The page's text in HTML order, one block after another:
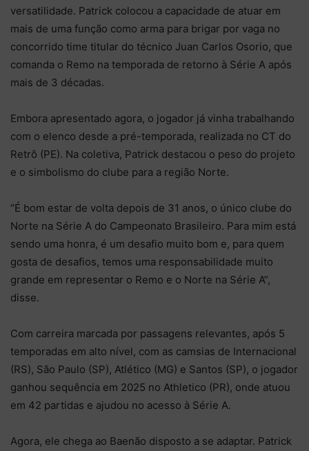
versatilidade. Patrick colocou a capacidade de atuar em
mais de uma função como arma para brigar por vaga no
concorrido time titular do técnico Juan Carlos Osorio, que
comanda o Remo na temporada de retorno à Série A após
mais de 3 décadas.
Embora apresentado agora, o jogador já vinha trabalhando
com o elenco desde a pré-temporada, realizada no CT do
Retrô (PE). Na coletiva, Patrick destacou o peso do projeto
e o simbolismo do clube para a região Norte.
“É bom estar de volta depois de 31 anos, o único clube do
Norte na Série A do Campeonato Brasileiro. Para mim está
sendo uma honra, é um desafio muito bom e, para quem
gosta de desafios, temos uma responsabilidade muito
grande em representar o Remo e o Norte na Série A”,
disse.
Com carreira marcada por passagens relevantes, após 5
temporadas em alto nível, com as camsias de Internacional
(RS), São Paulo (SP), Atlético (MG) e Santos (SP), o jogador
ganhou sequência em 2025 no Athletico (PR), onde atuou
em 42 partidas e ajudou no acesso à Série A.
Agora, ele chega ao Baenão disposto a se adaptar. Patrick